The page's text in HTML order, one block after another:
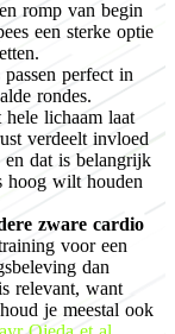
romp van begin
een sterke optie
perfect in
rondes.
lichaam laat
verdeelt invloed
en dat is belangrijk
hoog wilt houden
zware cardio
voor een
dan
relevant, want
je meestal ook